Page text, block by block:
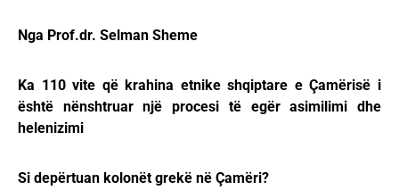
Nga Prof.dr. Selman Sheme
Ka 110 vite që krahina etnike shqiptare e Çamërisë i
është nënshtruar një procesi të egër asimilimi dhe
helenizimi
Si depërtuan kolonët grekë në Çamëri?